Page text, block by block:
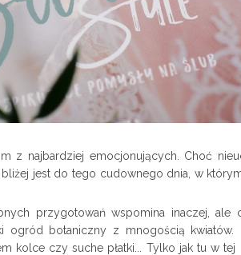
z najbardziej emocjonujących. Choć
jest do tego cudownego dnia, w
przygotowań wspomina inaczej, ale
ogród botaniczny z mnogością kwiatów.
kolce czy suche płatki... Tylko jak tu w